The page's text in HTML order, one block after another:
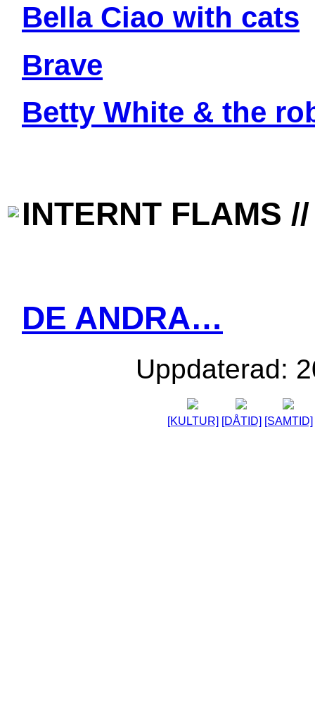
Bella Ciao with cats
Brave
Betty White & the
INTERNT FLAMS
DE ANDRA…
Uppdaterad:
[KULTUR] [DÅTID] [SAMTID]